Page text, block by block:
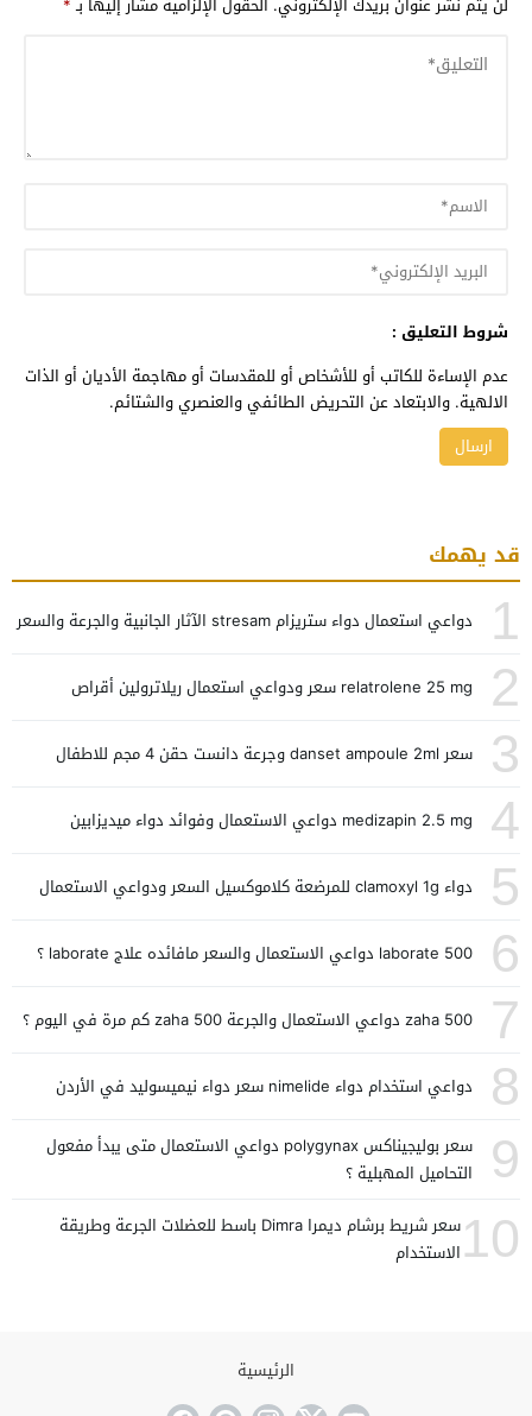
شروط التعليق :
عدم الإساءة للكاتب أو للأشخاص أو للمقدسات أو مهاجمة الأديان أو الذات
الالهية. والابتعاد عن التحريض الطائفي والعنصري والشتائم.
قد يهمك
1 دواعي استعمال دواء ستريزام stresam الآثار الجانبية والجرعة والسعر
2 relatrolene 25 mg سعر ودواعي استعمال ريلاترولين أقراص
3 سعر danset ampoule 2ml وجرعة دانست حقن 4 مجم للاطفال
4 medizapin 2.5 mg دواعي الاستعمال وفوائد دواء ميديزابين
5 دواء clamoxyl 1g للمرضعة كلاموكسيل السعر ودواعي الاستعمال
6 laborate 500 دواعي الاستعمال والسعر مافائده علاج laborate ؟
7 zaha 500 دواعي الاستعمال والجرعة zaha 500 كم مرة في اليوم ؟
8 دواعي استخدام دواء nimelide سعر دواء نيميسوليد في الأردن
9
سعر بوليجيناكس polygynax دواعي الاستعمال متى يبدأ مفعول
التحاميل المهبلية ؟
10
سعر شريط برشام ديمرا Dimra باسط للعضلات الجرعة وطريقة
الاستخدام
الرئيسية